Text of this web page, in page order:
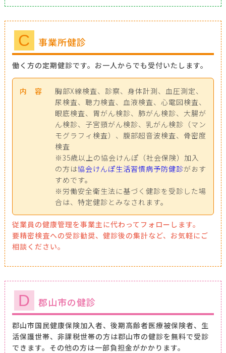
C 事業所健診
働く方の定期健診です。お一人からでも受付いたします。
内 容
胸部X線検査、診察、身体計測、血圧測定、
尿検査、聴力検査、血液検査、心電図検査、
眼底検査、胃がん検診、肺がん検診、大腸が
ん検診、子宮頸がん検診、乳がん検診（マン
モグラフィ検査）、腹部超音波検査、骨密度
検査
※35歳以上の協会けんぽ（社会保険）加入
の方は協会けんぽ生活習慣病予防健診がおす
すめです。
※労働安全衛生法に基づく健診を受診した場
合は、特定健診とみなされます。
従業員の健康管理を事業主に代わってフォローします。
要精密検査への受診勧奨、健診後の集計など、お気軽にご
相談ください。
D 郡山市の健診
郡山市国民健康保険加入者、後期高齢者医療被保険者、生
活保護世帯、非課税世帯の方は郡山市の健診を無料で受診
できます。その他の方は一部負担金がかかります。